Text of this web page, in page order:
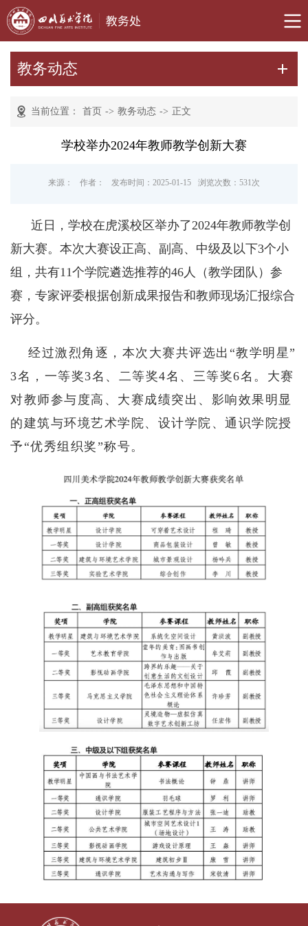
教务动态
当前位置： 首页 -> 教务动态 -> 正文
学校举办2024年教师教学创新大赛
来源： 作者： 发布时间：2025-01-15 浏览次数： 531次
近日，学校在虎溪校区举办了2024年教师教学创
新大赛。本次大赛设正高、副高、中级及以下3个小
组，共有11个学院遴选推荐的46人（教学团队）参
赛，专家评委根据创新成果报告和教师现场汇报综合
评分。
经过激烈角逐，本次大赛共评选出“教学明星”
3名，一等奖3名、二等奖4名、三等奖6名。大赛
对教师参与度高、大赛成绩突出、影响效果明显
的建筑与环境艺术学院、设计学院、通识学院授
予“优秀组织奖”称号。